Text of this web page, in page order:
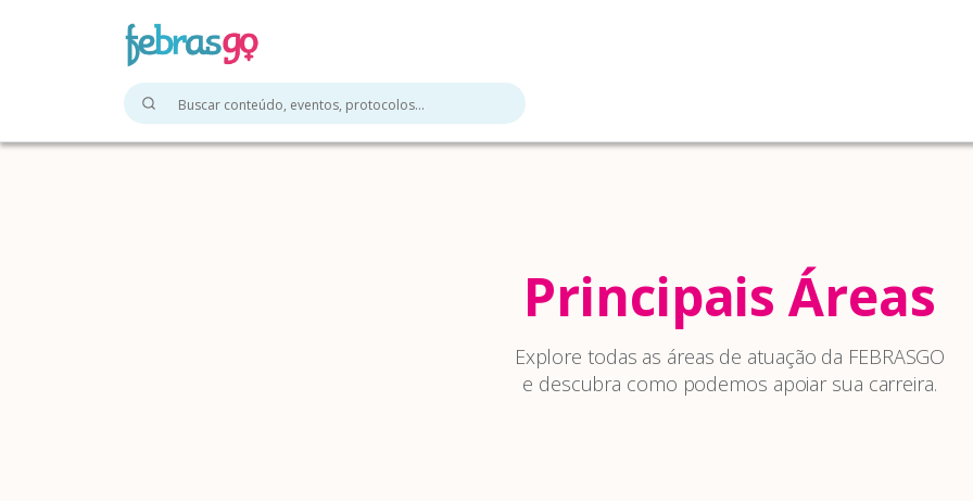
Principais Áreas
Explore todas as áreas de atuação da FEBRASGO
e descubra como podemos apoiar sua carreira.